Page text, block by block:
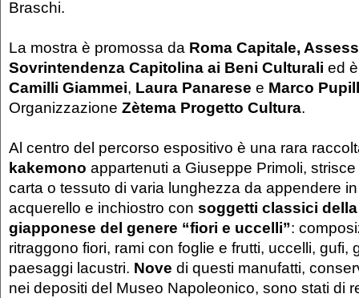
Braschi.
La mostra è promossa da Roma Capitale,
Sovrintendenza Capitolina ai Beni Culturali ed
Camilli Giammei, Laura Panarese e Marco
Organizzazione Zètema Progetto Cultura.
Al centro del percorso espositivo è una rara
kakemono appartenuti a Giuseppe Primoli,
carta o tessuto di varia lunghezza da appendere
acquerello e inchiostro con soggetti classici
giapponese del genere “fiori e uccelli”:
ritraggono fiori, rami con foglie e frutti, uccelli, gufi,
paesaggi lacustri. Nove di questi manufatti,
nei depositi del Museo Napoleonico, sono stati di